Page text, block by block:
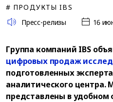
# ПРОДУКТЫ IBS
Пресс-релизы
16
Группа компаний IBS
цифровых продаж
подготовленных
аналитического центра.
представлены в удобном